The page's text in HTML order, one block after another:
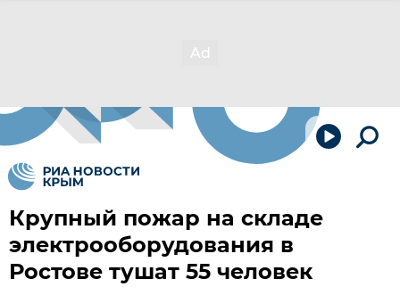
Крупный пожар на складе
электрооборудования в
Ростове тушат 55 человек